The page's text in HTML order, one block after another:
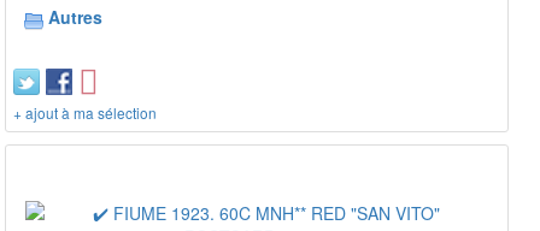
Autres
+ ajout à ma sélection